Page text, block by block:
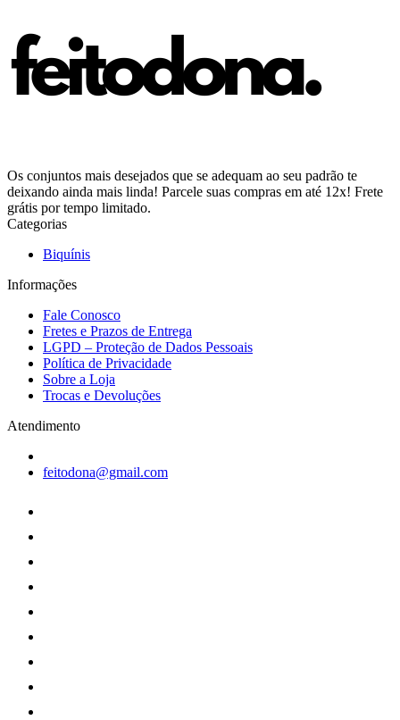
Os conjuntos mais desejados que se adequam ao seu padrão te
deixando ainda mais linda! Parcele suas compras em até 12x! Frete
grátis por tempo limitado.
Categorias
Biquínis
Informações
Fale Conosco
Fretes e Prazos de Entrega
LGPD – Proteção de Dados Pessoais
Política de Privacidade
Sobre a Loja
Trocas e Devoluções
Atendimento
feitodona@gmail.com